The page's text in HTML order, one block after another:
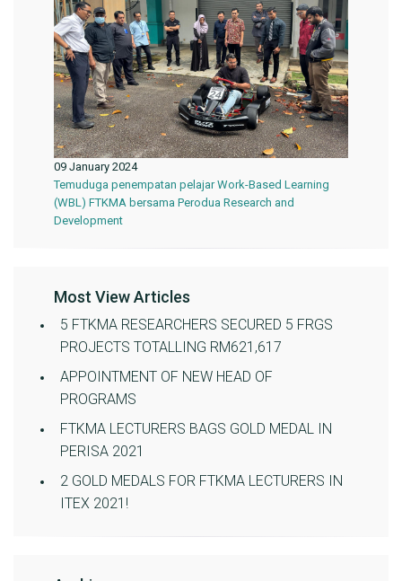
09 January 2024
Temuduga penempatan pelajar Work-Based Learning
(WBL) FTKMA bersama Perodua Research and
Development
Most View Articles
5 FTKMA RESEARCHERS SECURED 5 FRGS
PROJECTS TOTALLING RM621,617
APPOINTMENT OF NEW HEAD OF
PROGRAMS
FTKMA LECTURERS BAGS GOLD MEDAL IN
PERISA 2021
2 GOLD MEDALS FOR FTKMA LECTURERS IN
ITEX 2021!